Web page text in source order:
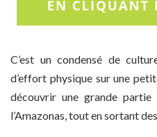
C’est un condensé de
d’effort physique sur une
découvrir une grande partie
l’Amazonas, tout en sortant